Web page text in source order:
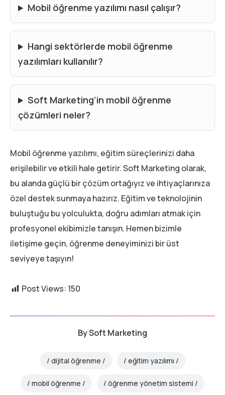
Mobil öğrenme yazılımı nasıl çalışır?
Hangi sektörlerde mobil öğrenme
yazılımları kullanılır?
Soft Marketing’in mobil öğrenme
çözümleri neler?
Mobil öğrenme yazılımı, eğitim süreçlerinizi daha
erişilebilir ve etkili hale getirir. Soft Marketing olarak,
bu alanda güçlü bir çözüm ortağıyız ve ihtiyaçlarınıza
özel destek sunmaya hazırız. Eğitim ve teknolojinin
buluştuğu bu yolculukta, doğru adımları atmak için
profesyonel ekibimizle tanışın. Hemen bizimle
iletişime geçin, öğrenme deneyiminizi bir üst
seviyeye taşıyın!
Post Views: 150
BySoft Marketing
dijital öğrenme eğitim yazılımı
mobil öğrenme öğrenme yönetim sistemi